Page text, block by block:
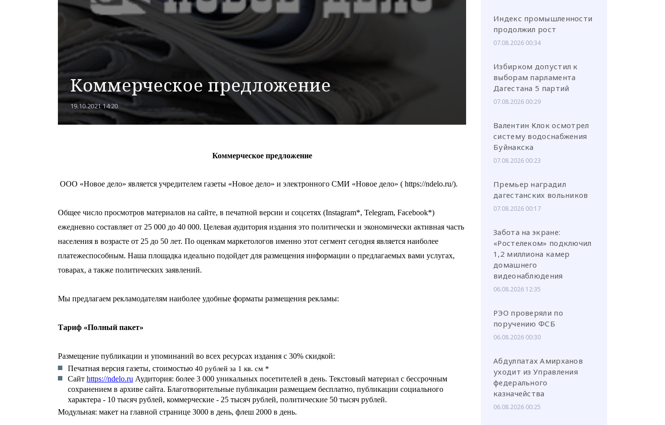
Коммерческое предложение
19.10.2021 14:20
Коммерческое предложение
ОOO «Новое дело» является учредителем газеты «Новое дело» и электронного СМИ «Новое дело» ( https://ndelo.ru/).
Общее число просмотров материалов на сайте, в печатной версии и соцсетях (Instagram*, Telegram, Facebook*)
ежедневно составляет от 25 000 до 40 000. Целевая аудитория издания это политически и экономически активная часть
населения в возрасте от 25 до 50 лет. По оценкам маркетологов именно этот сегмент сегодня является наиболее
платежеспособным. Наша площадка идеально подойдет для размещения информации о предлагаемых вами услугах,
товарах, а также политических заявлений.
Мы предлагаем рекламодателям наиболее удобные форматы размещения рекламы:
Тариф «Полный пакет»
Размещение публикации и упоминаний во всех ресурсах издания с 30% скидкой:
Печатная версия газеты, стоимостью 40 рублей за 1 кв. см *
Сайт https://ndelo.ru Аудитория: более 3 000 уникальных посетителей в день. Текстовый материал с бессрочным
сохранением в архиве сайта. Благотворительные публикации размещаем бесплатно, публикации социального
характера - 10 тысяч рублей, коммерческие - 25 тысяч рублей, политические 50 тысяч рублей.
Модульная: макет на главной странице 3000 в день, флеш 2000 в день.
Индекс промышленности
продолжил рост
07.08.2026 00:34
Избирком допустил к
выборам парламента
Дагестана 5 партий
07.08.2026 00:29
Валентин Клок осмотрел
систему водоснабжения
Буйнакска
07.08.2026 00:23
Премьер наградил
дагестанских вольников
07.08.2026 00:17
Забота на экране:
«Ростелеком» подключил
1,2 миллиона камер
домашнего
видеонаблюдения
06.08.2026 12:35
РЭО проверяли по
поручению ФСБ
06.08.2026 00:30
Абдулпатах Амирханов
уходит из Управления
федерального
казначейства
06.08.2026 00:25